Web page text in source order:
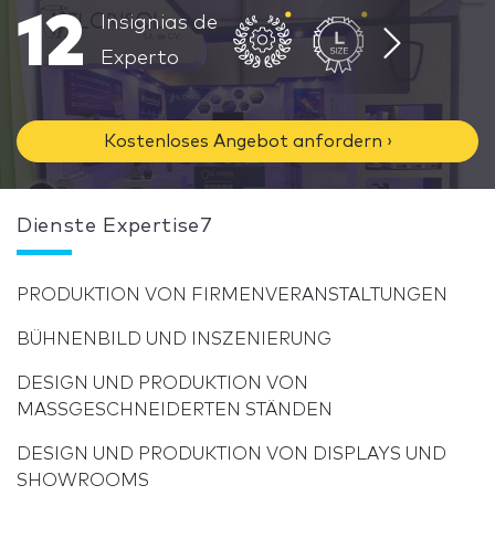
12
Insignias de
Experto
Kostenloses Angebot anfordern ›
Dienste Expertise7
PRODUKTION VON FIRMENVERANSTALTUNGEN
BÜHNENBILD UND INSZENIERUNG
DESIGN UND PRODUKTION VON
MASSGESCHNEIDERTEN STÄNDEN
DESIGN UND PRODUKTION VON DISPLAYS UND
SHOWROOMS